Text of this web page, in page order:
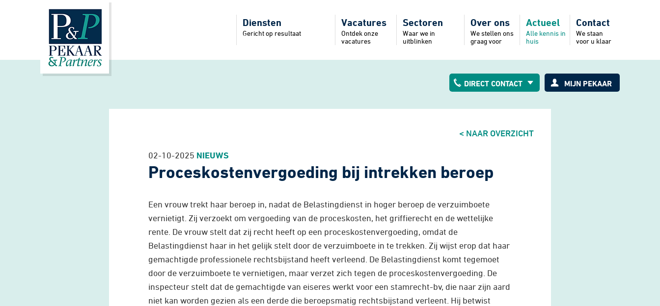
Diensten
Gericht op resultaat
Erfrecht
Vacatures
Ontdek onze
vacatures
Sectoren
Waar we in
uitblinken
Over ons
We stellen ons
graag voor
Actueel
Alle kennis in
huis
Contact
We staan
voor u klaar
DIRECT CONTACT
Middelburg
MIJN PEKAAR
< NAAR OVERZICHT
02-10-2025 NIEUWS
Proceskostenvergoeding bij intrekken beroep
Een vrouw trekt haar beroep in, nadat de Belastingdienst in hoger beroep de verzuimboete
vernietigt. Zij verzoekt om vergoeding van de proceskosten, het griffierecht en de wettelijke
rente. De vrouw stelt dat zij recht heeft op een proceskostenvergoeding, omdat de
Belastingdienst haar in het gelijk stelt door de verzuimboete in te trekken. Zij wijst erop dat haar
gemachtigde professionele rechtsbijstand heeft verleend. De Belastingdienst komt tegemoet
door de verzuimboete te vernietigen, maar verzet zich tegen de proceskostenvergoeding. De
inspecteur stelt dat de gemachtigde van eiseres werkt voor een stamrecht-bv, die naar zijn aard
niet kan worden gezien als een derde die beroepsmatig rechtsbijstand verleent. Hij betwist